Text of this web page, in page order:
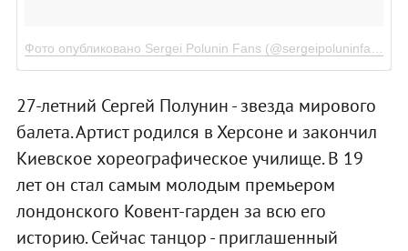
Фото опубликовано Sergei Polunin Fans (@sergeipoluninfans)
27-летний Сергей Полунин - звезда мирового
балета. Артист родился в Херсоне и закончил
Киевское хореографическое училище. В 19
лет он стал самым молодым премьером
лондонского Ковент-гарден за всю его
историю. Сейчас танцор - приглашенный